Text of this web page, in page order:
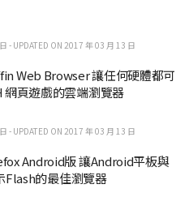
- UPDATED ON 2017 年 03 月 13 日
Web Browser 讓任何硬體都可
網頁遊戲的雲端瀏覽器
- UPDATED ON 2017 年 03 月 13 日
Android版 讓Android平板與
Flash的最佳瀏覽器